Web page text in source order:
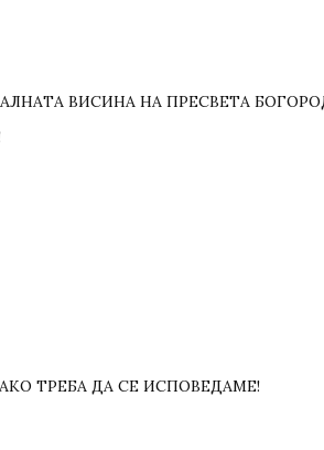
ВИСИНА HA ПРЕСВЕТА
ТРЕБА ДА СЕ ИСПОВЕДАМЕ!